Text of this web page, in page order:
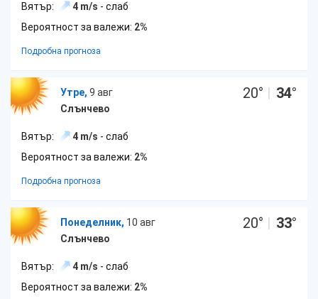
Вятър: 4 m/s - слаб
Вероятност за валежи: 2%
Подробна прогноза
Утре, 9 авг
Слънчево
20° | 34°
Вятър: 4 m/s - слаб
Вероятност за валежи: 2%
Подробна прогноза
Понеделник, 10 авг
Слънчево
20° | 33°
Вятър: 4 m/s - слаб
Вероятност за валежи: 2%